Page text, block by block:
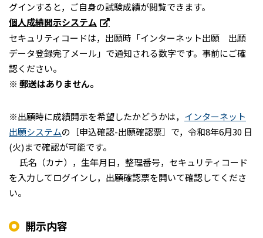
グインすると，ご自身の試験成績が閲覧できます。
個人成績開示システム
セキュリティコードは，出願時「インターネット出願 出願
データ登録完了メール」で通知される数字です。事前にご確
認ください。
※ 郵送はありません。
※出願時に成績開示を希望したかどうかは， インターネット
出願システムの［申込確認-出願確認票］で，令和8年6月30 日
(火)まで確認が可能です。
氏名（カナ），生年月日，整理番号，セキュリティコード
を入力してログインし，出願確認票を開いて確認してくださ
い。
開示内容